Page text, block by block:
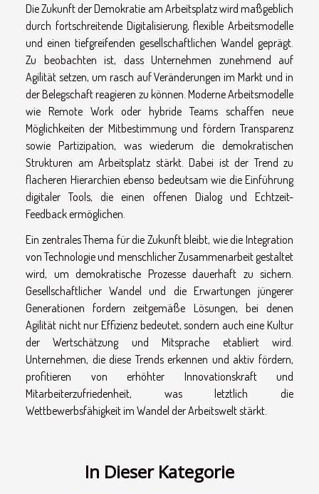
Die Zukunft der Demokratie am Arbeitsplatz wird maßgeblich
durch fortschreitende Digitalisierung, flexible Arbeitsmodelle
und einen tiefgreifenden gesellschaftlichen Wandel geprägt.
Zu beobachten ist, dass Unternehmen zunehmend auf
Agilität setzen, um rasch auf Veränderungen im Markt und in
der Belegschaft reagieren zu können. Moderne Arbeitsmodelle
wie Remote Work oder hybride Teams schaffen neue
Möglichkeiten der Mitbestimmung und fördern Transparenz
sowie Partizipation, was wiederum die demokratischen
Strukturen am Arbeitsplatz stärkt. Dabei ist der Trend zu
flacheren Hierarchien ebenso bedeutsam wie die Einführung
digitaler Tools, die einen offenen Dialog und Echtzeit-
Feedback ermöglichen.
Ein zentrales Thema für die Zukunft bleibt, wie die Integration
von Technologie und menschlicher Zusammenarbeit gestaltet
wird, um demokratische Prozesse dauerhaft zu sichern.
Gesellschaftlicher Wandel und die Erwartungen jüngerer
Generationen fordern zeitgemäße Lösungen, bei denen
Agilität nicht nur Effizienz bedeutet, sondern auch eine Kultur
der Wertschätzung und Mitsprache etabliert wird.
Unternehmen, die diese Trends erkennen und aktiv fördern,
profitieren von erhöhter Innovationskraft und
Mitarbeiterzufriedenheit, was letztlich die
Wettbewerbsfähigkeit im Wandel der Arbeitswelt stärkt.
In Dieser Kategorie